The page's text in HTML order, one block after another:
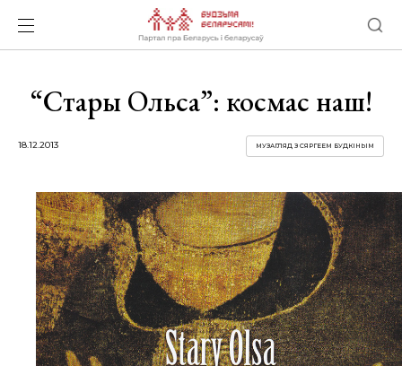
“Стары Ольса”: космас наш!
18.12.2013 МУЗАГЛЯД З СЯРГЕЕМ БУДКІНЫМ